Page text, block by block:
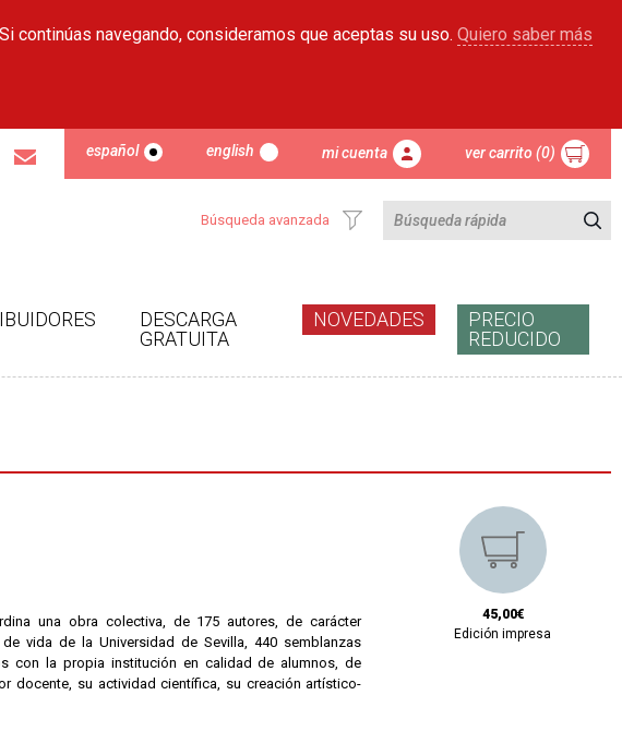
Si continúas navegando, consideramos que aceptas su uso. Quiero saber más
español english mi cuenta ver carrito (0)
Búsqueda avanzada
DESCARGA
GRATUITA
NOVEDADES
PRECIO
REDUCIDO
una obra colectiva, de 175 autores, de carácter
vida de la Universidad de Sevilla, 440 semblanzas
con la propia institución en calidad de alumnos, de
docente, su actividad científica, su creación artístico-
45,00€
Edición impresa